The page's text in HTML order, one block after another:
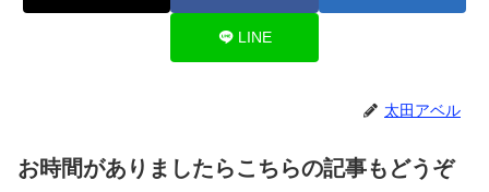
LINE
太田アベル
お時間がありましたらこちらの記事もどうぞ